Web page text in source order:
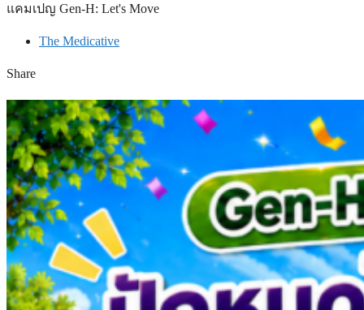
แคมเปญ Gen-H: Let's Move
The Medicative
Share